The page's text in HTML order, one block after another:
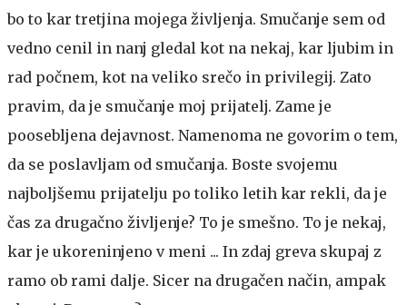
bo to kar tretjina mojega življenja. Smučanje sem od
vedno cenil in nanj gledal kot na nekaj, kar ljubim in
rad počnem, kot na veliko srečo in privilegij. Zato
pravim, da je smučanje moj prijatelj. Zame je
poosebljena dejavnost. Namenoma ne govorim o tem,
da se poslavljam od smučanja. Boste svojemu
najboljšemu prijatelju po toliko letih kar rekli, da je
čas za drugačno življenje? To je smešno. To je nekaj,
kar je ukoreninjeno v meni ... In zdaj greva skupaj z
ramo ob rami dalje. Sicer na drugačen način, ampak